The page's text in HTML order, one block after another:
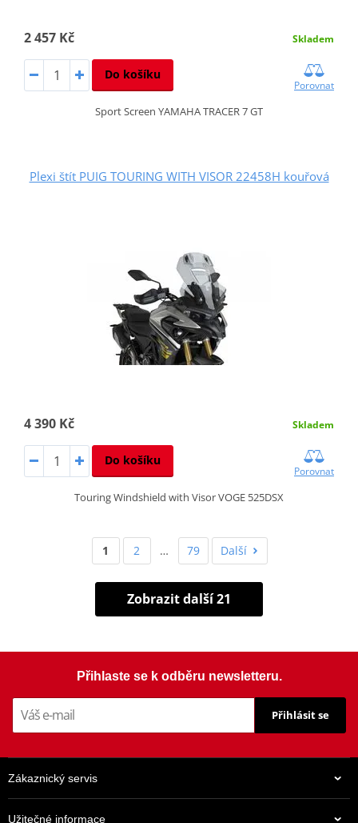
2 457 Kč Skladem
Do košíku
Porovnat
Sport Screen YAMAHA TRACER 7 GT
Plexi štít PUIG TOURING WITH VISOR 22458H kouřová
4 390 Kč Skladem
Do košíku
Porovnat
Touring Windshield with Visor VOGE 525DSX
1 2 … 79 Další
Zobrazit další 21
Přihlaste se k odběru newsletteru.
Přihlásit se
Zákaznický servis
Užitečné informace